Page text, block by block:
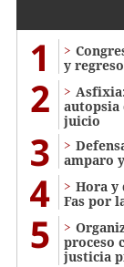
1
y
2
autopsia
juicio
3
amparo
4
Hora y
Fas por
5
proceso
justicia